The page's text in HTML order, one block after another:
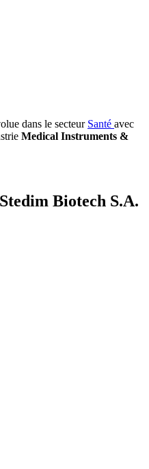
dans le secteur Santé avec
Medical Instruments &
Biotech S.A.